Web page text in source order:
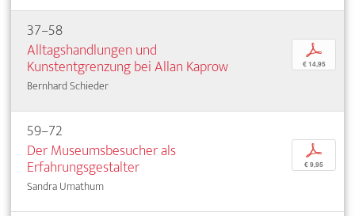
37–58
Alltagshandlungen und
Kunstentgrenzung bei Allan Kaprow
Bernhard Schieder
p
€ 14,95
59–72
Der Museumsbesucher als
Erfahrungsgestalter
Sandra Umathum
p
€ 9,95